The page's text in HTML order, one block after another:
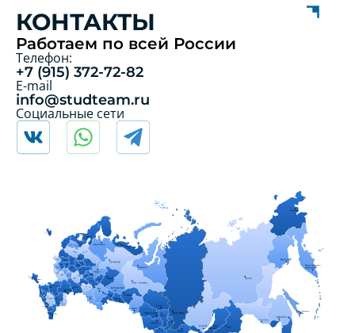
КОНТАКТЫ
Работаем по всей России
Телефон:
+7 (915) 372-72-82
E-mail
info@studteam.ru
Социальные сети